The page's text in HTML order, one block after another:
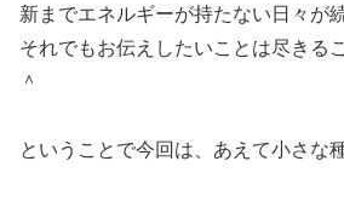
新までエネルギーが持たない日々が
それでもお伝えしたいことは尽きる
＾
ということで今回は、あえて小さな